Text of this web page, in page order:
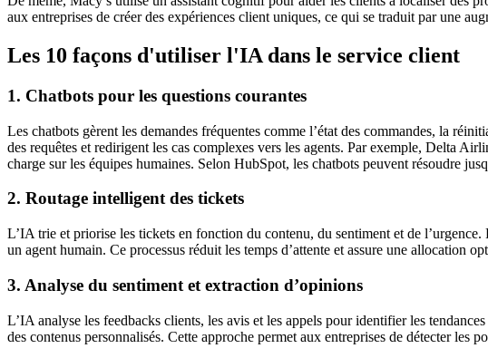
aux entreprises de créer des expériences client uniques, ce qui se traduit par une
Les 10 façons d'utiliser l'IA dans le service client
1. Chatbots pour les questions courantes
Les chatbots gèrent les demandes fréquentes comme l’état des commandes, la
des requêtes et redirigent les cas complexes vers les agents. Par exemple, Delta
charge sur les équipes humaines. Selon HubSpot, les chatbots peuvent résoudre
2. Routage intelligent des tickets
L’IA trie et priorise les tickets en fonction du contenu, du sentiment et de
un agent humain. Ce processus réduit les temps d’attente et assure une allocation
3. Analyse du sentiment et extraction d’opinions
L’IA analyse les feedbacks clients, les avis et les appels pour identifier les
des contenus personnalisés. Cette approche permet aux entreprises de détecter les